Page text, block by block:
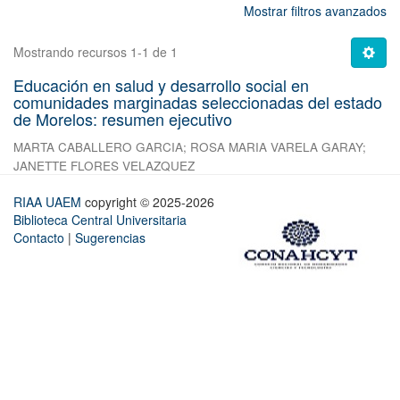
Mostrar filtros avanzados
Mostrando recursos 1-1 de 1
Educación en salud y desarrollo social en
comunidades marginadas seleccionadas del estado
de Morelos: resumen ejecutivo
MARTA CABALLERO GARCIA; ROSA MARIA VARELA GARAY;
JANETTE FLORES VELAZQUEZ
RIAA UAEM copyright © 2025-2026
Biblioteca Central Universitaria
Contacto | Sugerencias